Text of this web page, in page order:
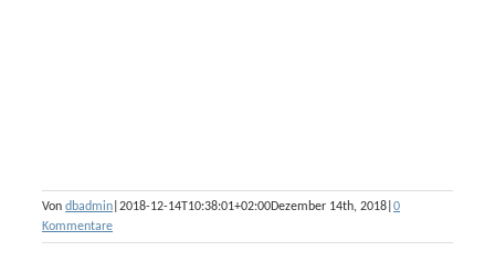
Von dbadmin 2018-12-14T10:38:01+02:00Dezember 14th, 2018 0
Kommentare